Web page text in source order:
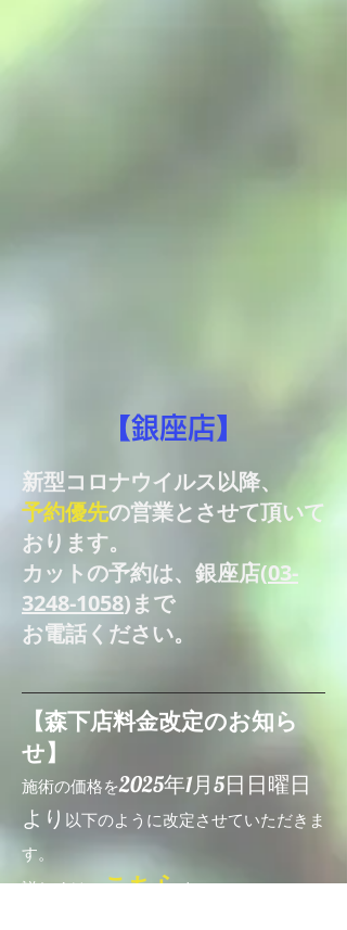
【銀座店】
新型コロナウイルス以降、
予約優先の営業とさせて頂いて
おります。
カットの予約は、銀座店(03-
3248-1058)まで
お電話ください。
​【森下店料金改定のお知ら
せ】
施術の価格を2025年1月5日日曜日
より 以下のように改定させていただきま
す。
​詳しくは、こちらを。